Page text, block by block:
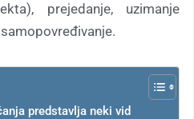
prejedanje, uzimanje
predstavlja neki vid